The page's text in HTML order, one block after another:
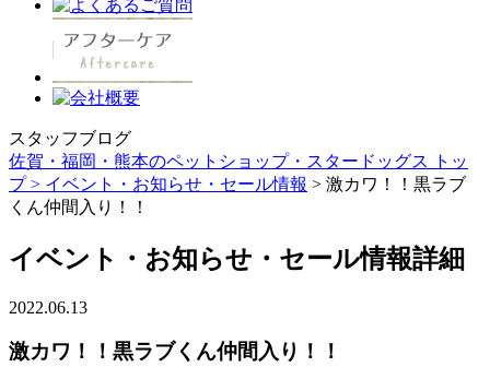
スタッフブログ
佐賀・福岡・熊本のペットショップ・スタードッグス トッ
プ > イベント・お知らせ・セール情報 > 激カワ！！黒ラブ
くん仲間入り！！
イベント・お知らせ・セール情報詳細
2022.06.13
激カワ！！黒ラブくん仲間入り！！